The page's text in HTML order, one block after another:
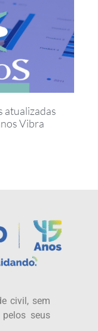
atualizadas
Vibra
civil, sem
seus